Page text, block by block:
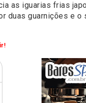
as iguarias frias
duas guarnições e o